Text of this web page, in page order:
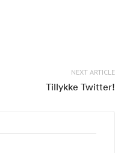
NEXT ARTICLE
Tillykke Twitter!